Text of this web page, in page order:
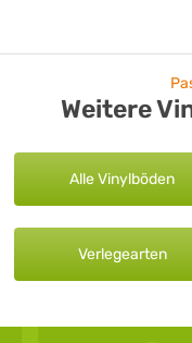
Weitere
Alle Vinylböden
Verlegearten